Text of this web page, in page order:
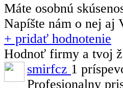
Máte osobnú
Napíšte nám o nej aj
+ pridať hodnotenie
Hodnoť firmy a tvoj
smirfcz 1
Profesionalny